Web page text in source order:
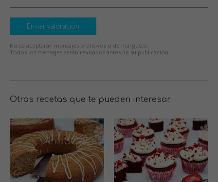
Enviar valoración
No se aceptarán mensajes ofensivos o de mal gusto.
Todos los mensajes serán revisados antes de su publicación.
Otras recetas que te pueden interesar